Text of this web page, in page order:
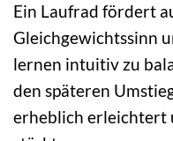
Ein Laufrad fördert
Gleichgewichtssinn
lernen intuitiv zu
den späteren
erheblich erleichtert